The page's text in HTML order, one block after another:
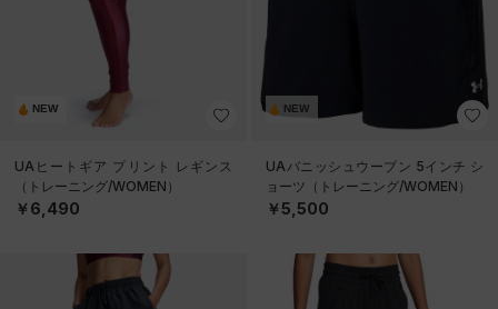
NEW
UAヒートギア プリント レギンス
（トレーニング/WOMEN）
￥6,490
NEW
UAバニッシュウーブン 5インチ シ
ョーツ（トレーニング/WOMEN）
￥5,500